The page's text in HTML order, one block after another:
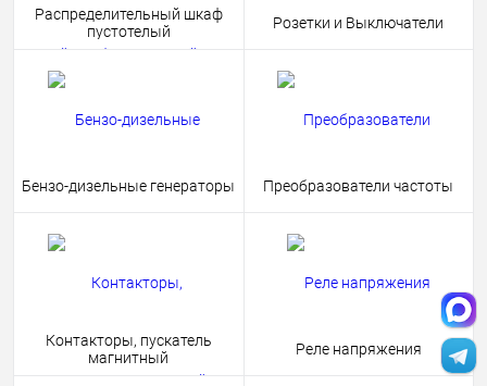
Распределительный шкаф
пустотелый
Розетки и Выключатели
Бензо-дизельные генераторы Преобразователи частоты
Контакторы, пускатель
магнитный
Реле напряжения